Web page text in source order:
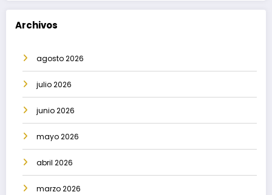
Archivos
agosto 2026
julio 2026
junio 2026
mayo 2026
abril 2026
marzo 2026